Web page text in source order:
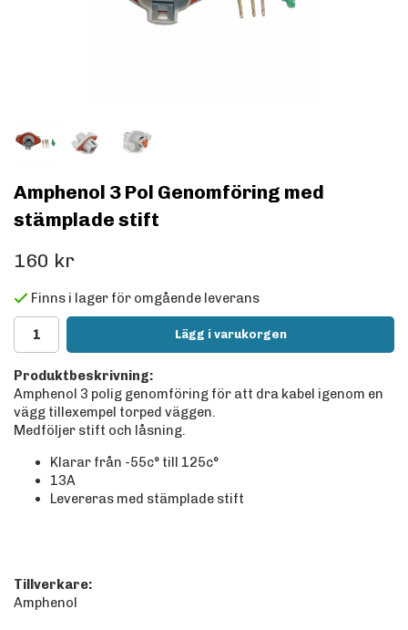
Amphenol 3 Pol Genomföring med
stämplade stift
160 kr
Finns i lager för omgående leverans
Lägg i varukorgen
Produktbeskrivning:
Amphenol 3 polig genomföring för att dra kabel igenom en
vägg tillexempel torped väggen.
Medföljer stift och låsning.
Klarar från -55c° till 125c°
13A
Levereras med stämplade stift
Tillverkare:
Amphenol